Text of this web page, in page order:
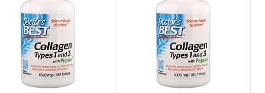
в 1 клик
Сравнение
избранное
Недоступно
Купить в 1 клик
Сравнение
В избранное
Недоступно